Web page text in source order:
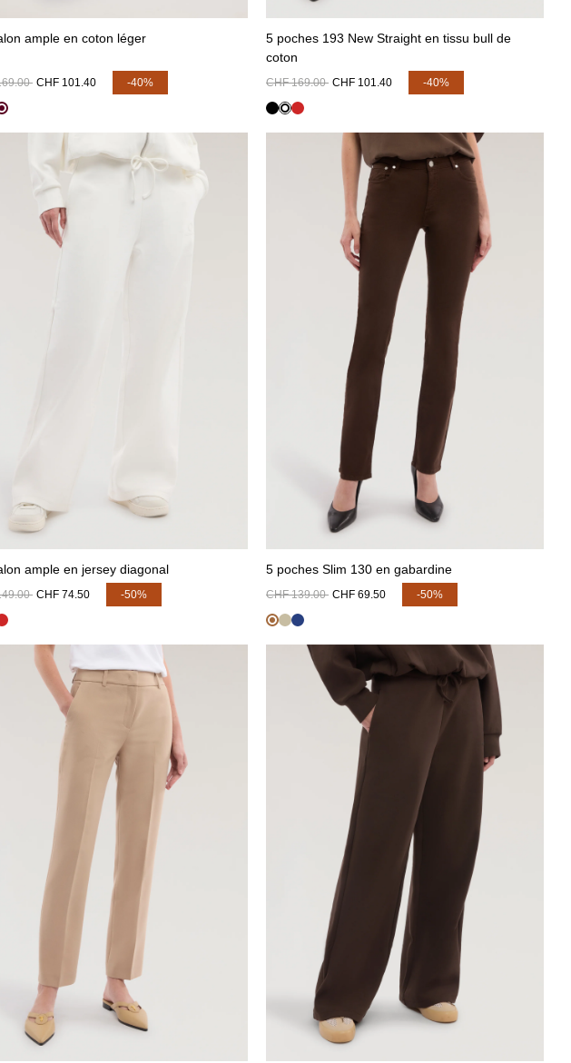
ample en coton léger
CHF 101.40 -40%
5 poches 193 New Straight en tissu bull de
coton
CHF 169.00 CHF 101.40 -40%
ample en jersey diagonal
CHF 74.50 -50%
5 poches Slim 130 en gabardine
CHF 139.00 CHF 69.50 -50%